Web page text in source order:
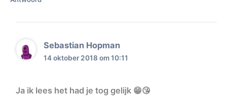
Sebastian Hopman
14 oktober 2018 om 10:11
Ja ik lees het had je tog gelijk 😁😘